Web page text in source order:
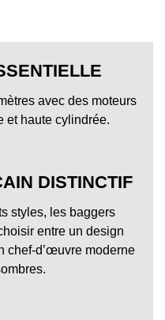
avec des moteurs
et haute cylindrée.
DISTINCTIF
styles, les baggers
entre un design
chef-d’œuvre moderne